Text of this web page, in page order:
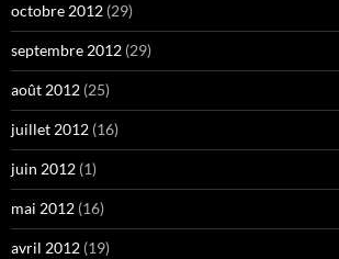
octobre 2012 (29)
septembre 2012 (29)
août 2012 (25)
juillet 2012 (16)
juin 2012 (1)
mai 2012 (16)
avril 2012 (19)